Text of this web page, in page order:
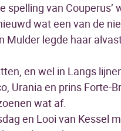
van Couperus’
wat een van de
Mulder legde haar
en wel in Langs
Urania en prins Forte-
wat af.
en Looi van Kessel